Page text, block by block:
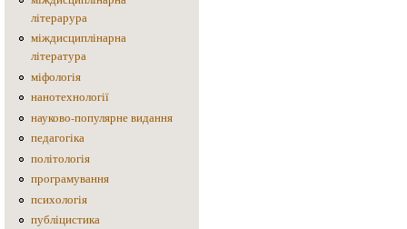
літерарура
міждисциплінарна
література
міфологія
нанотехнології
науково-популярне видання
педагогіка
політологія
програмування
психологія
публіцистика